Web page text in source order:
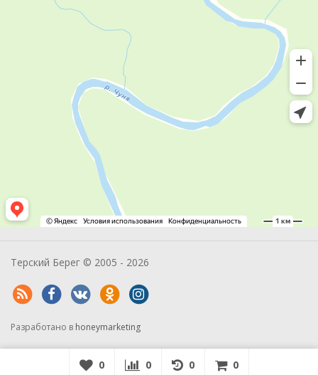
Терский Берег © 2005 - 2026
Разработано в honeymarketing
0 0 0 0